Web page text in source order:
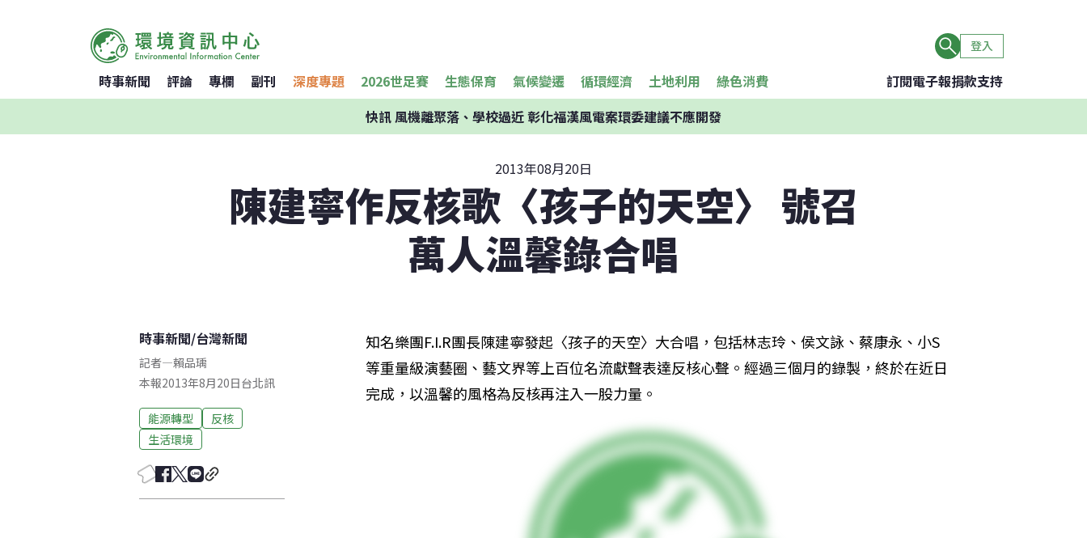
登入
時事新聞 評論 專欄 副刊 深度專題 2026世足賽 生態保育 氣候變遷 循環經濟 土地利用 綠色消費 訂閱電子報捐款支持
快訊風機離聚落、學校過近 彰化福漢風電案環委建議不應開發
2013年08月20日
陳建寧作反核歌〈孩子的天空〉 號召
萬人溫馨錄合唱
時事新聞/台灣新聞
記者—賴品瑀
本報2013年8月20日台北訊
能源轉型
反核
生活環境
知名樂團F.I.R團長陳建寧發起〈孩子的天空〉大合唱，包括林志玲、侯文詠、蔡康永、小S
等重量級演藝圈、藝文界等上百位名流獻聲表達反核心聲。經過三個月的錄製，終於在近日
完成，以溫馨的風格為反核再注入一股力量。